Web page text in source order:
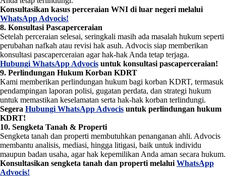
Konsultasikan kasus perceraian WNI di luar negeri melalui
WhatsApp Advocis!
8. Konsultasi Pascaperceraian
Setelah perceraian selesai, seringkali masih ada masalah hukum seperti
perubahan nafkah atau revisi hak asuh. Advocis siap memberikan
konsultasi pascaperceraian agar hak-hak Anda tetap terjaga.
Hubungi WhatsApp Advocis untuk konsultasi pascaperceraian!
9. Perlindungan Hukum Korban KDRT
Kami memberikan perlindungan hukum bagi korban KDRT, termasuk
pendampingan laporan polisi, gugatan perdata, dan strategi hukum
untuk memastikan keselamatan serta hak-hak korban terlindungi.
Segera Hubungi WhatsApp Advocis untuk perlindungan hukum
KDRT!
10. Sengketa Tanah & Properti
Sengketa tanah dan properti membutuhkan penanganan ahli. Advocis
membantu analisis, mediasi, hingga litigasi, baik untuk individu
maupun badan usaha, agar hak kepemilikan Anda aman secara hukum.
Konsultasikan sengketa tanah dan properti melalui WhatsApp
Advocis!